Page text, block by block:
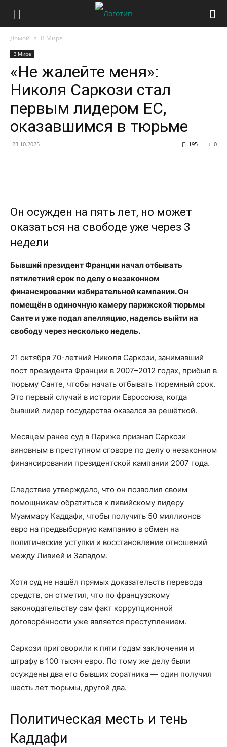
Домой В Мире
В Мире
«Не жалейте меня»:
Николя Саркози стал
первым лидером ЕС,
оказавшимся в тюрьме
23.10.2025 0
195
Он осужден на пять лет, но может
оказаться на свободе уже через 3
недели
Бывший президент Франции начал отбывать
пятилетний срок по делу о незаконном
финансировании избирательной кампании. Он
помещён в одиночную камеру парижской тюрьмы
Санте и уже подал апелляцию, надеясь выйти на
свободу через несколько недель.
21 октября 70-летний Николя Саркози, занимавший
пост президента Франции в 2007–2012 годах, прибыл в
тюрьму Санте, чтобы начать отбывать тюремный срок.
Это первый случай в истории Евросоюза, когда
бывший лидер государства оказался за решёткой.
Месяцем ранее суд в Париже признал Саркози
виновным в преступном сговоре по делу о незаконном
финансировании президентской кампании 2007 года.
Следствие утверждало, что он позволил своим
помощникам обратиться к ливийскому лидеру
Муаммару Каддафи, чтобы получить 50 миллионов
евро на предвыборную кампанию в обмен на
политические уступки и восстановление отношений
между Ливией и Западом.
Хотя суд не нашёл прямых доказательств перевода
средств, он отметил, что по французскому
законодательству сам факт коррупционной
договорённости уже является преступлением.
Саркози приговорили к пяти годам заключения и
штрафу в 100 тысяч евро. По тому же делу были
осуждены два его бывших соратника — один получил
шесть лет тюрьмы, другой два.
Политическая месть и тень
Каддафи